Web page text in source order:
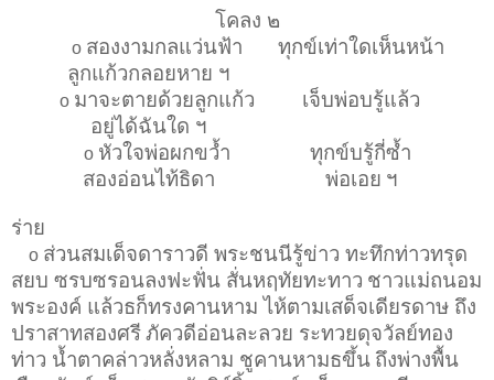
โคลง ๒
o สองงามกลแว่นฟ้า
ทุกข์เท่าใดเห็นหน้า
ลูกแก้วกลอยหาย ฯ
o มาจะตายด้วยลูกแก้ว
เจ็บพ่อบรู้แล้ว
อยู่ได้ฉันใด ฯ
o หัวใจพ่อผกขว้ำ
ทุกข์บรู้กี่ซ้ำ
สองอ่อนไท้ธิดา
พ่อเอย ฯ
ร่าย
o ส่วนสมเด็จดาราวดี พระชนนีรู้ข่าว ทะทึกท่าวทรุด
สยบ ซรบซรอนลงฟะฟั่น สั่นหฤทัยทะทาว ชาวแม่ถนอม
พระองค์ แล้วธก็ทรงคานหาม ไห้ตามเสด็จเดียรดาษ ถึง
ปราสาทสองศรีภัควดีอ่อนละลวย ระทวยดุจวัลย์ทอง
ท่าว น้ำตาคล่าวหลั่งหลาม ชูคานหามธขึ้น ถึงพ่างพื้น